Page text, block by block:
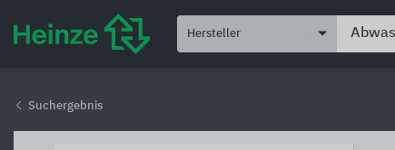
Hersteller
Suchergebnis